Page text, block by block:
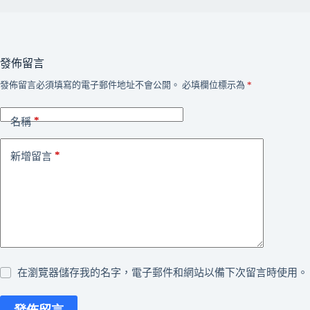
發佈留言
發佈留言必須填寫的電子郵件地址不會公開。 必填欄位標示為 *
名稱*
新增留言 *
在瀏覽器儲存我的名字，電子郵件和網站以備下次留言時使用。